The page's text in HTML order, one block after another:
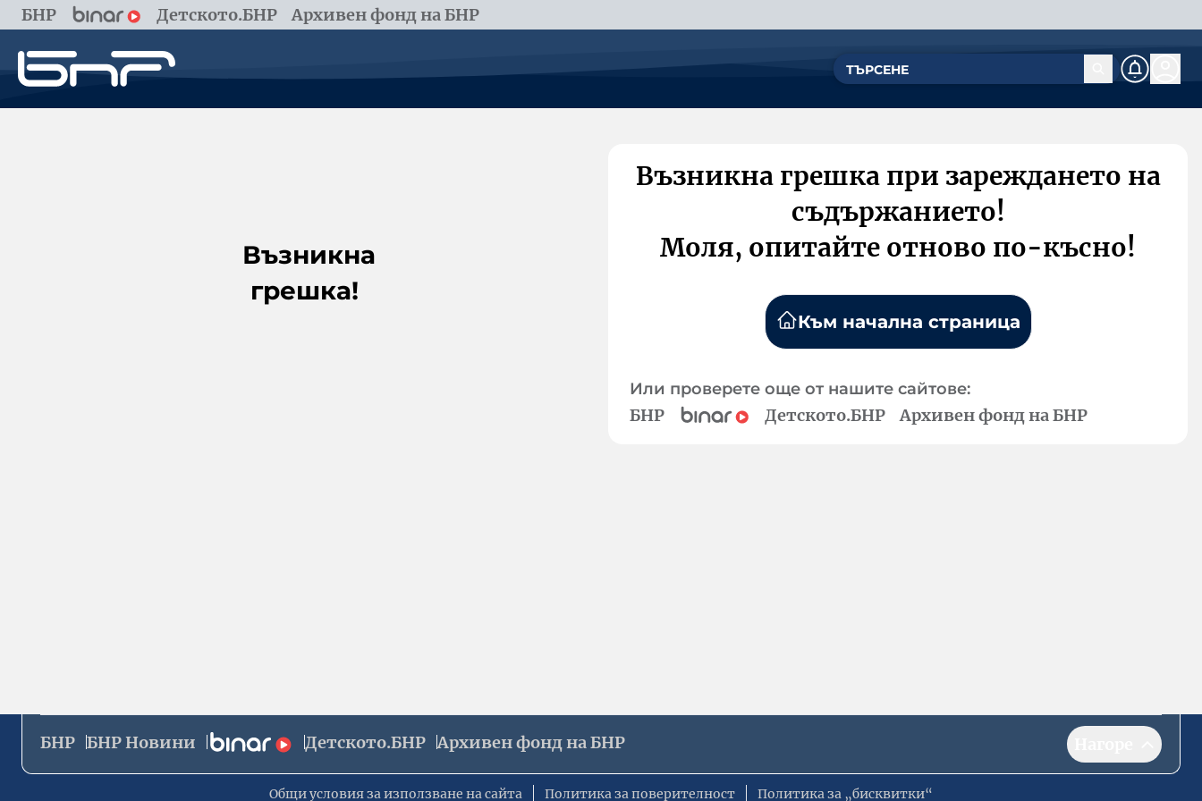
БНР Детското.БНР Архивен фонд на БНР
Възникна
грешка!
Възникна грешка при зареждането на
съдържанието!
Моля, опитайте отново по-късно!
Към начална страница
Или проверете още от нашите сайтове:
БНР Детското.БНР Архивен фонд на БНР
БНР БНР Новини Детското.БНР Архивен фонд на БНР
Общи условия за използване на сайта Политика за поверителност Политика за „бисквитки“